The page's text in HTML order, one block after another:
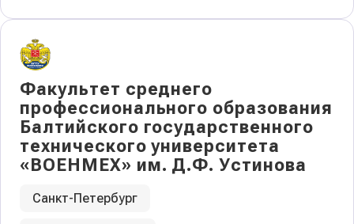
Факультет среднего
профессионального образования
Балтийского государственного
технического университета
«ВОЕНМЕХ» им. Д.Ф. Устинова
Санкт-Петербург